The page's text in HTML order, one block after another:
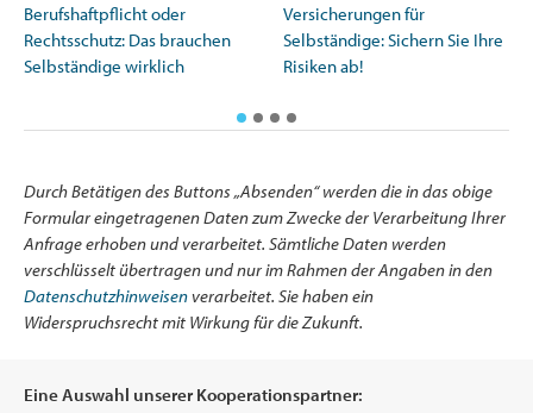
Berufshaftpflicht oder
Rechtsschutz: Das brauchen
Selbständige wirklich
Versicherungen für
Selbständige: Sichern Sie Ihre
Risiken ab!
Durch Betätigen des Buttons „Absenden“ werden die in das obige
Formular eingetragenen Daten zum Zwecke der Verarbeitung Ihrer
Anfrage erhoben und verarbeitet. Sämtliche Daten werden
verschlüsselt übertragen und nur im Rahmen der Angaben in den
Datenschutzhinweisenverarbeitet. Sie haben ein
Widerspruchsrecht mit Wirkung für die Zukunft.
Eine Auswahl unserer Kooperationspartner: